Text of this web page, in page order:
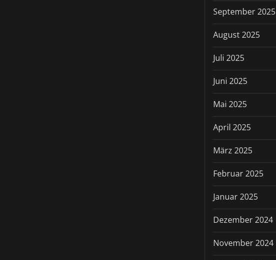
September 2025
August 2025
Juli 2025
Juni 2025
Mai 2025
April 2025
März 2025
Februar 2025
Januar 2025
Dezember 2024
November 2024